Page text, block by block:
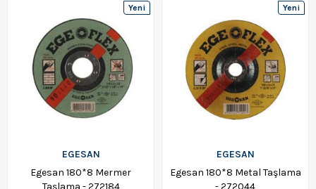
EGESAN
Egesan 180*8 Mermer
Yeni
EGESAN
Egesan 180*8 Metal Taşlama
Yeni